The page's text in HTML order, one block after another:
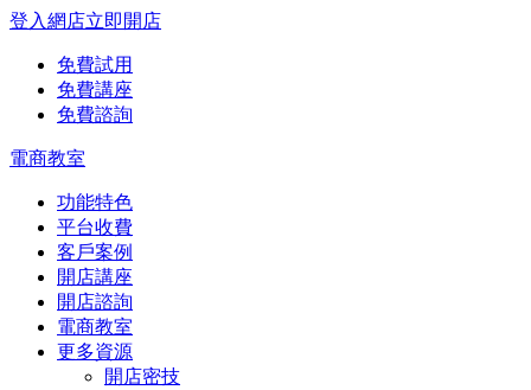
登入網店立即開店
免費試用
免費講座
免費諮詢
電商教室
功能特色
平台收費
客戶案例
開店講座
開店諮詢
電商教室
更多資源
開店密技